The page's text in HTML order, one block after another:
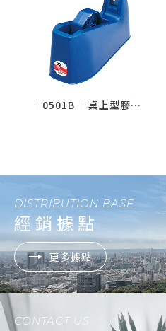
│0501B │桌上型膠帶台 (大)
DISTRIBUTION BASE
經銷據點
更多據點
CONTACT US